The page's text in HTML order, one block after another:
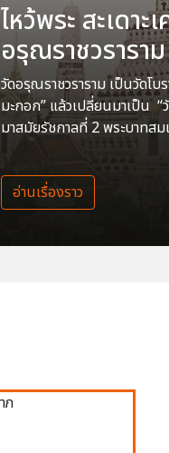
ไหว้พระ สะเดา
อรุณราชวราราม
วัดอรุณราชวราราม เป็นวัดโ
มะกอก” แล้วเปลี่ยนมาเป็น
มาสมัยรัชกาลที่ 2 พระบาทส
อ่านเรื่องราว